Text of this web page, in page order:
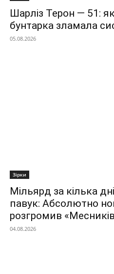
Шарліз Терон — 51:
бунтарка зламала
05.08.2026
Зірки
Мільярд за кілька
павук: Абсолютно
розгромив
04.08.2026